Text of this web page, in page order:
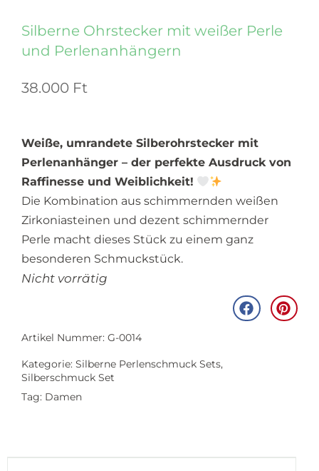
Silberne Ohrstecker mit weißer Perle
und Perlenanhängern
38.000 Ft
Weiße, umrandete Silberohrstecker mit
Perlenanhänger – der perfekte Ausdruck von
Raffinesse und Weiblichkeit!
Die Kombination aus schimmernden weißen
Zirkoniasteinen und dezent schimmernder
Perle macht dieses Stück zu einem ganz
besonderen Schmuckstück.
Nicht vorrätig
Artikel Nummer: G-0014
Kategorie: Silberne Perlenschmuck Sets,
Silberschmuck Set
Tag: Damen